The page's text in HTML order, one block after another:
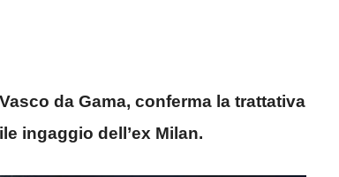
da Gama, conferma la trattativa
ingaggio dell’ex Milan.